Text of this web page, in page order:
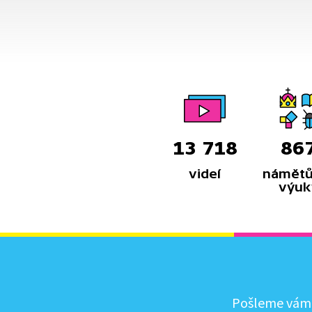
13 718
videí
Pošleme